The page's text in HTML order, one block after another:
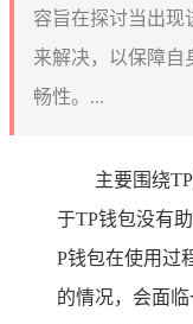
容旨在探讨当出现
来解决，以保障自
畅性。...
主要围绕
于TP钱包没有
P钱包在使用过
的情况，会面